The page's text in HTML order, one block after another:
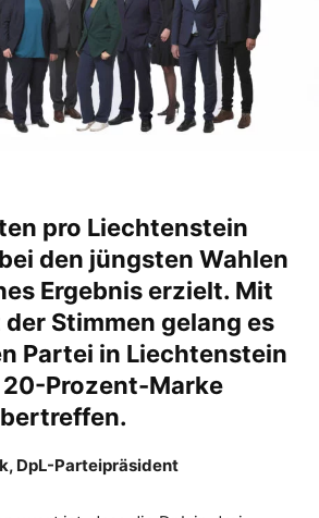
pro Liechtenstein
den jüngsten Wahlen
Ergebnis erzielt. Mit
Stimmen gelang es
Partei in Liechtenstein
Prozent-Marke
DpL-Parteipräsident